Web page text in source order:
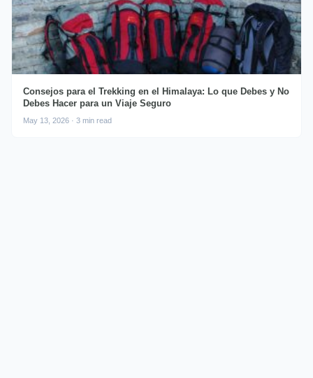
Consejos para el Trekking en el Himalaya: Lo que Debes y No
Debes Hacer para un Viaje Seguro
May 13, 2026 · 3 min read